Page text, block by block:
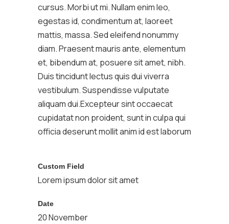
cursus. Morbi ut mi. Nullam enim leo,
egestas id, condimentum at, laoreet
mattis, massa. Sed eleifend nonummy
diam. Praesent mauris ante, elementum
et, bibendum at, posuere sit amet, nibh.
Duis tincidunt lectus quis dui viverra
vestibulum. Suspendisse vulputate
aliquam dui.Excepteur sint occaecat
cupidatat non proident, sunt in culpa qui
officia deserunt mollit anim id est laborum
Custom Field
Lorem ipsum dolor sit amet
Date
20 November